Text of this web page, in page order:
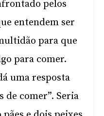
pelos
entendem ser
para que
para comer.
uma resposta
de comer”. Seria